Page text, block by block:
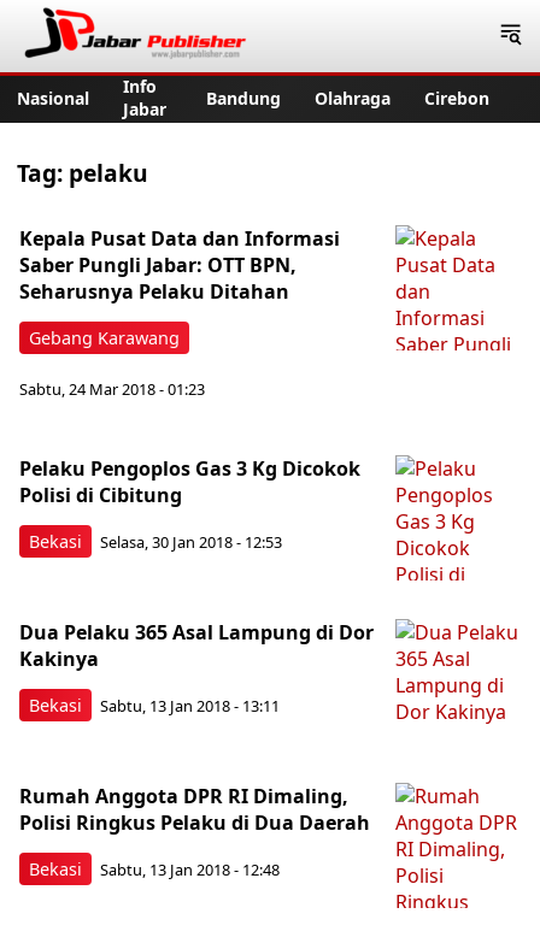
Nasional
Info
Jabar
Bandung Olahraga Cirebon
Tag: pelaku
Gebang Karawang
Kepala Pusat Data dan Informasi
Saber Pungli Jabar: OTT BPN,
Seharusnya Pelaku Ditahan
Sabtu, 24 Mar 2018 - 01:23
Bekasi
Pelaku Pengoplos Gas 3 Kg Dicokok
Polisi di Cibitung
Selasa, 30 Jan 2018 - 12:53
Bekasi
Dua Pelaku 365 Asal Lampung di Dor
Kakinya
Sabtu, 13 Jan 2018 - 13:11
Bekasi
Rumah Anggota DPR RI Dimaling,
Polisi Ringkus Pelaku di Dua Daerah
Sabtu, 13 Jan 2018 - 12:48